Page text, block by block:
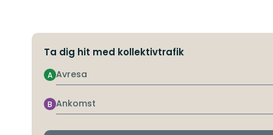
Ta dig hit med kollektivtrafik
Avresa
A
Ankomst
B